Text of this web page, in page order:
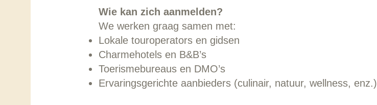
Wie kan zich aanmelden?
We werken graag samen met:
Lokale touroperators en gidsen
Charmehotels en B&B’s
Toerismebureaus en DMO’s
Ervaringsgerichte aanbieders (culinair, natuur, wellness, enz.)